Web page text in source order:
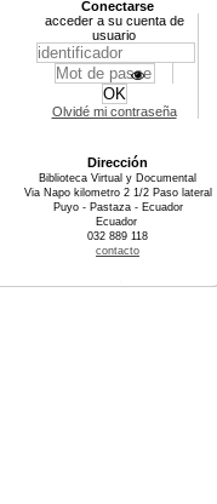
Conectarse
acceder a su cuenta de
usuario
Olvidé mi contraseña
Dirección
Biblioteca Virtual y Documental
Via Napo kilometro 2 1/2 Paso lateral
Puyo - Pastaza - Ecuador
Ecuador
032 889 118
contacto